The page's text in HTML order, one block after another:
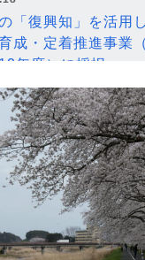
「復興知」を活用
成・定着推進事業
年度）に採択